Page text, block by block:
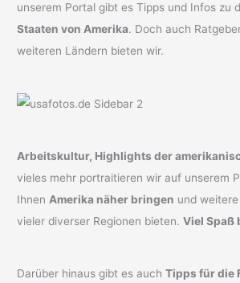
unserem Portal gibt es Tipps und Infos zu
Staaten von Amerika. Doch auch
weiteren Ländern bieten wir.
Arbeitskultur, Highlights der
vieles mehr portraitieren wir auf unserem
Ihnen Amerika näher bringen und
vieler diverser Regionen bieten.Viel Spaß
Darüber hinaus gibt es auchTipps für die